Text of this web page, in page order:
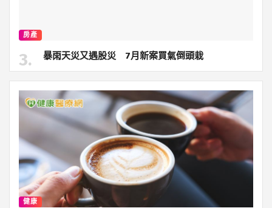
房產
暴雨天災又遇股災 7月新案買氣倒頭栽
健康